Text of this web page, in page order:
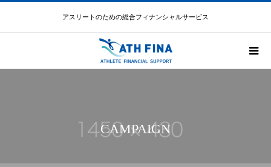
アスリートのための総合フィナンシャルサービス
CAMPAIGN